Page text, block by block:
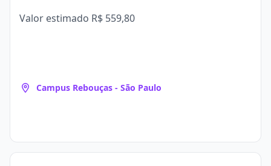
Valor estimado R$ 559,80
Campus Rebouças - São Paulo